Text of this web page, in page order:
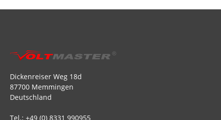
Dickenreiser Weg 18d
87700 Memmingen
Deutschland
Tel.: +49 (0) 8331 990955